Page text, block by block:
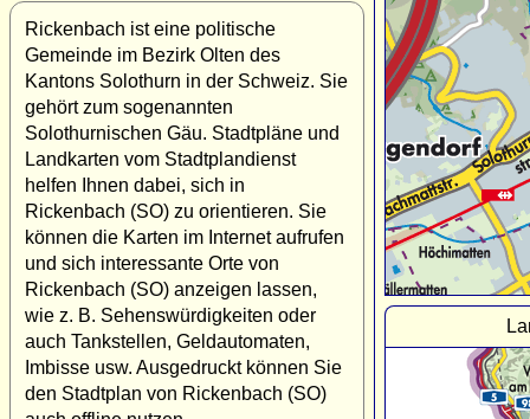
Rickenbach ist eine politische
Gemeinde im Bezirk Olten des
Kantons Solothurn in der Schweiz. Sie
gehört zum sogenannten
Solothurnischen Gäu. Stadtpläne und
Landkarten vom Stadtplandienst
helfen Ihnen dabei, sich in
Rickenbach (SO) zu orientieren. Sie
können die Karten im Internet aufrufen
und sich interessante Orte von
Rickenbach (SO) anzeigen lassen,
wie z. B. Sehenswürdigkeiten oder
auch Tankstellen, Geldautomaten,
Imbisse usw. Ausgedruckt können Sie
den Stadtplan von Rickenbach (SO)